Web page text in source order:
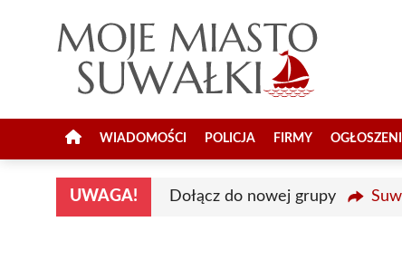
WIADOMOŚCI POLICJA FIRMY
UWAGA! Dołącz do nowej grupy